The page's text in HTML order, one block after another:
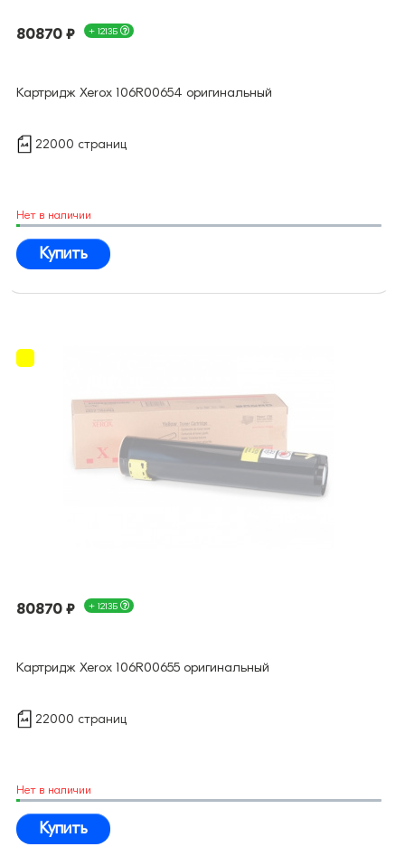
80870 ₽ + 1213Б
Картридж Xerox 106R00654 оригинальный
22000 страниц
Нет в наличии
Купить
80870 ₽ + 1213Б
Картридж Xerox 106R00655 оригинальный
22000 страниц
Нет в наличии
Купить